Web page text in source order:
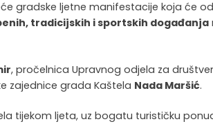
gradske ljetne manifestacije koja će od
tradicijskih i sportskih događanja
, pročelnica Upravnog odjela za
zajednice grada Kaštela Nada Maršić.
tijekom ljeta, uz bogatu turističku